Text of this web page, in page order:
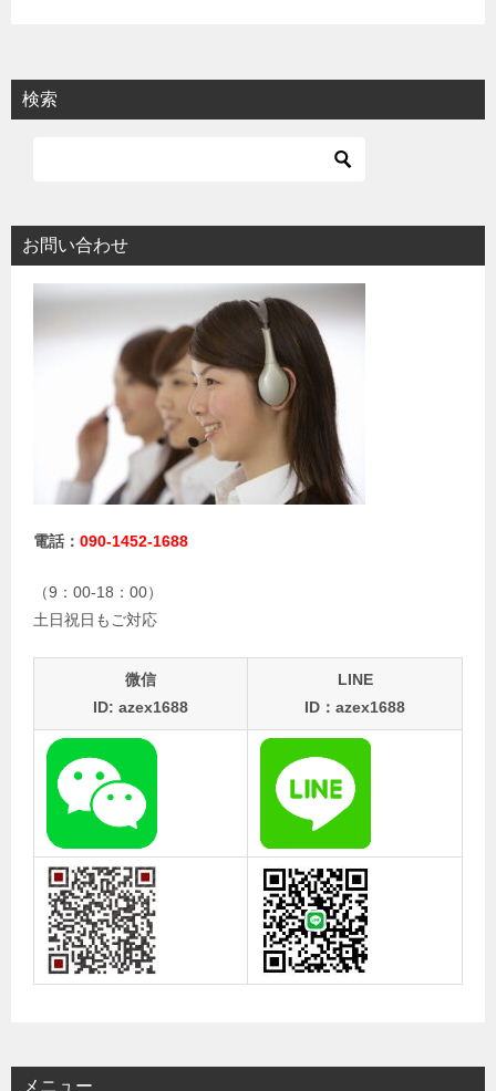
検索
お問い合わせ
電話： 090-1452-1688
（9：00-18：00）
土日祝日もご対応
微信
ID: azex1688
LINE
ID：azex1688
メニュー